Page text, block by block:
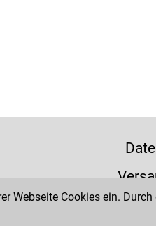
Webseite Cookies ein.